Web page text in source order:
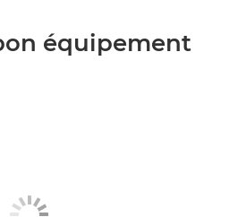
équipement